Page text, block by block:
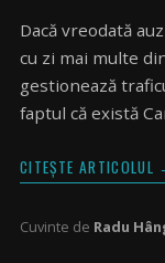
Dacă vreodată
cu zi mai multe
gestionează
faptul că există
CITEȘTE ARTICOLUL
Cuvinte de Radu